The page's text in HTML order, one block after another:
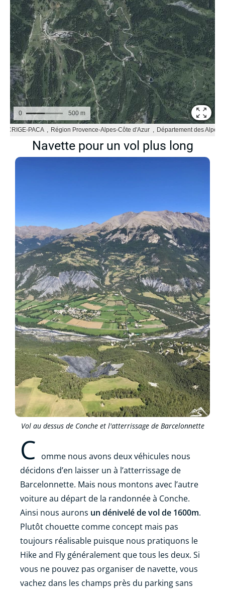
Navette pour un vol plus long
C omme nous avons deux véhicules nous
décidons d’en laisser un à l’atterrissage de
Barcelonnette. Mais nous montons avec l’autre
voiture au départ de la randonnée à Conche.
Ainsi nous aurons un dénivelé de vol de 1600m.
Plutôt chouette comme concept mais pas
toujours réalisable puisque nous pratiquons le
Hike and Fly généralement que tous les deux. Si
vous ne pouvez pas organiser de navette, vous
vachez dans les champs près du parking sans
Vol au dessus de Conche et l'atterrissage de Barcelonnette